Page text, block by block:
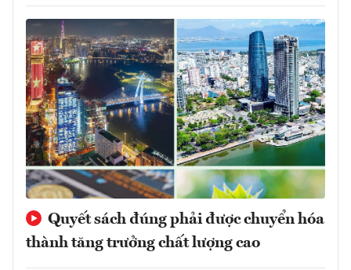
Quyết sách đúng phải được chuyển hóa
thành tăng trưởng chất lượng cao